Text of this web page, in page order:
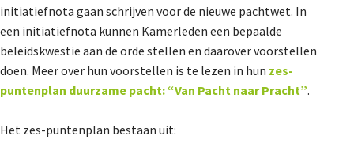
initiatiefnota gaan schrijven voor de nieuwe pachtwet. In
een initiatiefnota kunnen Kamerleden een bepaalde
beleidskwestie aan de orde stellen en daarover voorstellen
doen. Meer over hun voorstellen is te lezen in hun zes-
puntenplan duurzame pacht: “Van Pacht naar Pracht”.
Het zes-puntenplan bestaan uit: